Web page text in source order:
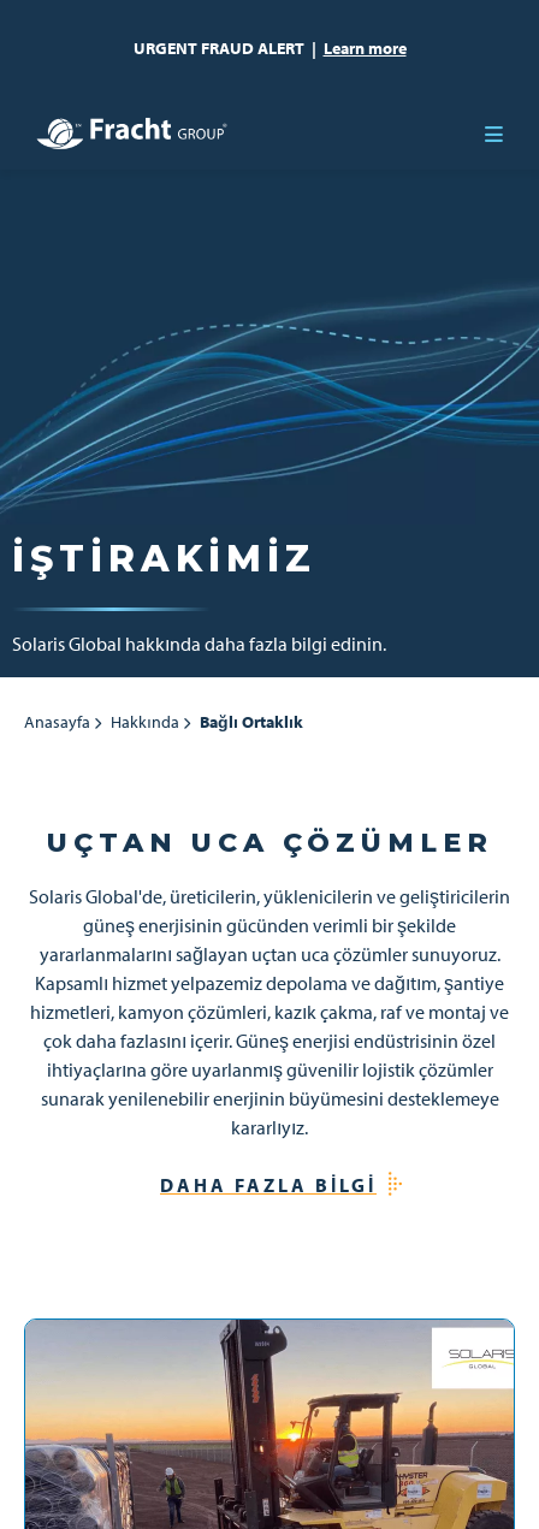
URGENT FRAUD ALERT | Learn more
İŞTIRAKIMIZ
Solaris Global hakkında daha fazla bilgi edinin.
Anasayfa Hakkında Bağlı Ortaklık
UÇTAN UCA ÇÖZÜMLER
Solaris Global'de, üreticilerin, yüklenicilerin ve geliştiricilerin
güneş enerjisinin gücünden verimli bir şekilde
yararlanmalarını sağlayan uçtan uca çözümler sunuyoruz.
Kapsamlı hizmet yelpazemiz depolama ve dağıtım, şantiye
hizmetleri, kamyon çözümleri, kazık çakma, raf ve montaj ve
çok daha fazlasını içerir. Güneş enerjisi endüstrisinin özel
ihtiyaçlarına göre uyarlanmış güvenilir lojistik çözümler
sunarak yenilenebilir enerjinin büyümesini desteklemeye
kararlıyız.
DAHA FAZLA BILGI